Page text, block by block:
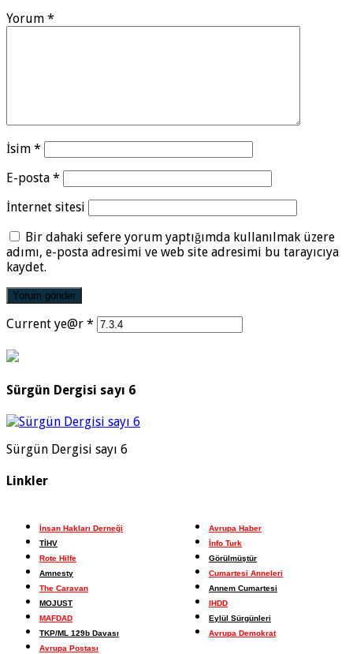
Yorum *
İsim *
E-posta *
İnternet sitesi
Bir dahaki sefere yorum yaptığımda kullanılmak üzere
adımı, e-posta adresimi ve web site adresimi bu tarayıcıya
kaydet.
Current ye@r *
Sürgün Dergisi sayı 6
Sürgün Dergisi sayı 6
Linkler
İnsan Hakları Derneği
TİHV
Rote Hilfe
Amnesty
The Caravan
MOJUST
MAFDAD
TKP/ML 129b Davası
Avrupa Postası
Avrupa Haber
İnfo Turk
Görülmüştür
Cumartesi Anneleri
Annem Cumartesi
IHDD
Eylül Sürgünleri
Avrupa Demokrat